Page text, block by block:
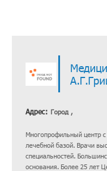
Адрес: Город ,
Многопрофильный центр с
лечебной базой. Врачи
специальностей.
основания. Более 25 лет